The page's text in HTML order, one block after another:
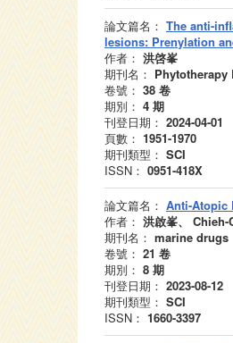
論文篇名： The anti-
lesions: Prenylation
作者： 洪啓峯
期刊名： Phytotherapy
卷號： 38 卷
期別： 4 期
刊登日期： 2024-04-01
頁數： 1951-1970
期刊類型： SCI
ISSN： 0951-418X
論文篇名： Anti-Atopic
作者： 洪啟峯、
期刊名： marine drugs
卷號： 21 卷
期別： 8 期
刊登日期： 2023-08-12
期刊類型： SCI
ISSN： 1660-3397